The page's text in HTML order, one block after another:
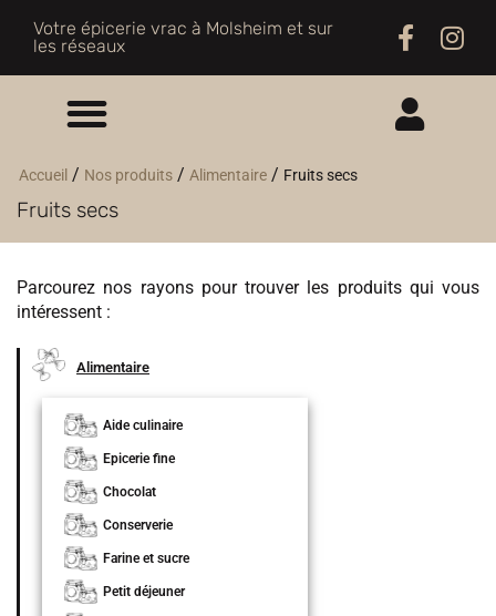
Votre épicerie vrac à Molsheim et sur
les réseaux
ME CONNECTER
Accueil / Nos produits / Alimentaire / Fruits secs
Fruits secs
Parcourez nos rayons pour trouver les produits qui vous
intéressent :
Alimentaire
Aide culinaire
Epicerie fine
Chocolat
Conserverie
Farine et sucre
Petit déjeuner